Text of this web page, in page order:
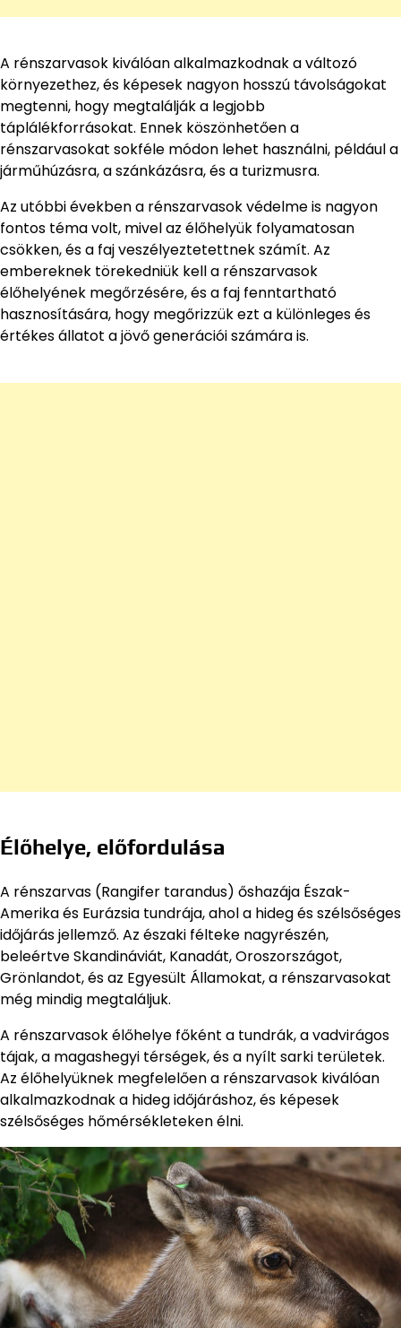
A rénszarvasok kiválóan alkalmazkodnak a változó
környezethez, és képesek nagyon hosszú távolságokat
megtenni, hogy megtalálják a legjobb
táplálékforrásokat. Ennek köszönhetően a
rénszarvasokat sokféle módon lehet használni, például a
járműhúzásra, a szánkázásra, és a turizmusra.
Az utóbbi években a rénszarvasok védelme is nagyon
fontos téma volt, mivel az élőhelyük folyamatosan
csökken, és a faj veszélyeztetettnek számít. Az
embereknek törekedniük kell a rénszarvasok
élőhelyének megőrzésére, és a faj fenntartható
hasznosítására, hogy megőrizzük ezt a különleges és
értékes állatot a jövő generációi számára is.
Élőhelye, előfordulása
A rénszarvas (Rangifer tarandus) őshazája Észak-
Amerika és Eurázsia tundrája, ahol a hideg és szélsőséges
időjárás jellemző. Az északi félteke nagyrészén,
beleértve Skandináviát, Kanadát, Oroszországot,
Grönlandot, és az Egyesült Államokat, a rénszarvasokat
még mindig megtaláljuk.
A rénszarvasok élőhelye főként a tundrák, a vadvirágos
tájak, a magashegyi térségek, és a nyílt sarki területek.
Az élőhelyüknek megfelelően a rénszarvasok kiválóan
alkalmazkodnak a hideg időjáráshoz, és képesek
szélsőséges hőmérsékleteken élni.